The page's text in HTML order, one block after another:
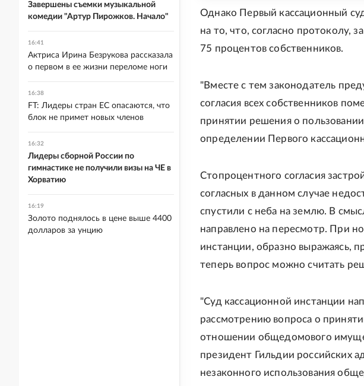
Однако Первый кассационный
на то, что, согласно протоколу,
75 процентов собственников.
"Вместе с тем законодатель
согласия всех собственников
принятии решения о
определении Первого
Стопроцентного согласия
согласных в данном случае
спустили с неба на землю. В
направлено на пересмотр. При
инстанции, образно выражаясь,
теперь вопрос можно считать
"Суд кассационной инстанции
рассмотрению вопроса о
отношении общедомового
президент Гильдии российских
незаконного использования
Завершены съемки музыкальной
комедии "Артур Пирожков. Начало"
16:41
Актриса Ирина Безрукова рассказала
о первом в ее жизни переломе ноги
16:38
FT: Лидеры стран ЕС опасаются, что
блок не примет новых членов
16:32
Лидеры сборной России по
гимнастике не получили визы на ЧЕ в
Хорватию
16:19
Золото поднялось в цене выше 4400
долларов за унцию